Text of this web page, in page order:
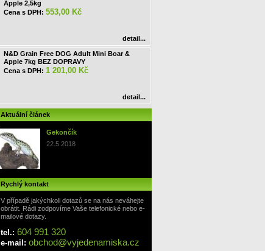
Apple 2,5kg
Cena s DPH: 553,00 Kč
detail...
N&D Grain Free DOG Adult Mini Boar &
Apple 7kg BEZ DOPRAVY
Cena s DPH: 1 201,00 Kč
detail...
Aktuální článek
Gekončík
22.5.2018
Rychlý kontakt
V případě jakýchkoli dotazů se na nás neváhejte
obrátit. Rádi zodpovíme Vaše telefonické nebo e-
mailové dotazy.
tel.: 604 991 320
e-mail: obchod@vyjedenamiska.cz